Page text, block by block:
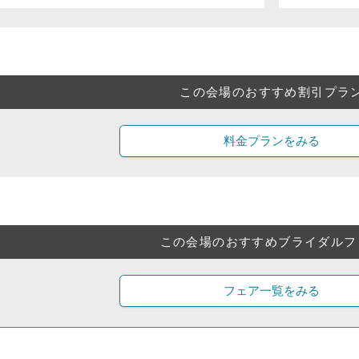
この会場のおすすめ割引プラ
料金プランをみる
この会場のおすすめブライダル
フェア一覧をみる